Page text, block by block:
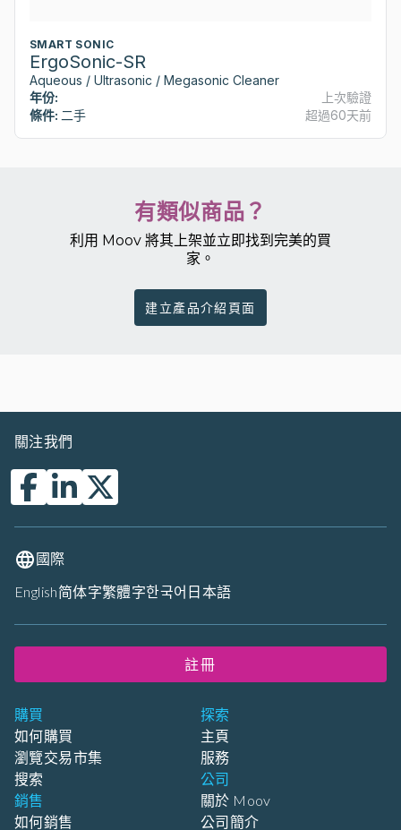
SMART SONIC
ErgoSonic-SR
Aqueous / Ultrasonic / Megasonic Cleaner
年份:
條件: 二手
上次驗證
超過60天前
有類似商品？
利用 Moov 將其上架並立即找到完美的買
家。
建立產品介紹頁面
購買
如何購買
瀏覽交易市集
搜索
銷售
如何銷售
探索
主頁
服務
公司
關於 Moov
公司簡介
關注我們
國際
English简体字繁體字한국어 日本語
註冊